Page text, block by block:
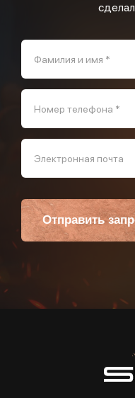
Фамилия и имя *
Номер телефона *
Электронная почта
Отправить
Пользуясь данной формой